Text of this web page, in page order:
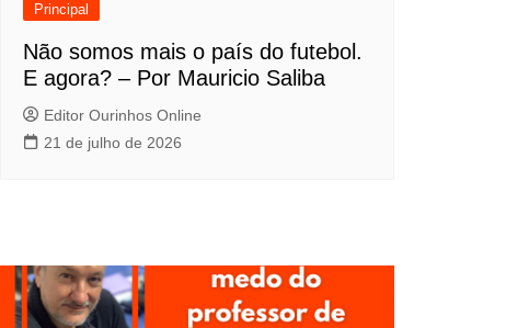
Principal
Não somos mais o país do futebol.
E agora? – Por Mauricio Saliba
Editor Ourinhos Online
21 de julho de 2026